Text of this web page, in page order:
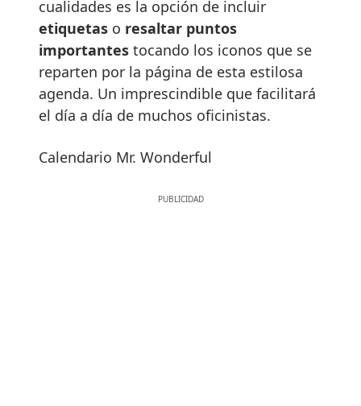
cualidades es la opción de incluir
etiquetas o resaltar puntos
importantes tocando los iconos que se
reparten por la página de esta estilosa
agenda. Un imprescindible que facilitará
el día a día de muchos oficinistas.
Calendario Mr. Wonderful